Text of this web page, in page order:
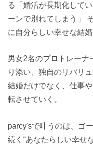
る「婚活が長期化して
ーンで別れてしまう」
に自分らしい幸せな結
男女2名のプロトレーナ
り添い、独自のリバリ
結婚だけでなく、仕事
転させていく。
parcy'sで叶うのは、ゴ
続く“あなたらしい幸せ